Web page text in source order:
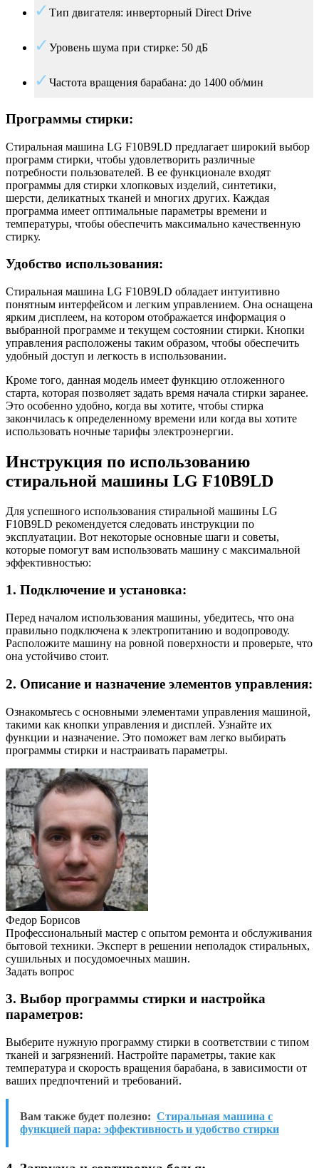
Тип двигателя: инверторный Direct Drive
Уровень шума при стирке: 50 дБ
Частота вращения барабана: до 1400 об/мин
Программы стирки:
Стиральная машина LG F10B9LD предлагает широкий выбор
программ стирки, чтобы удовлетворить различные
потребности пользователей. В ее функционале входят
программы для стирки хлопковых изделий, синтетики,
шерсти, деликатных тканей и многих других. Каждая
программа имеет оптимальные параметры времени и
температуры, чтобы обеспечить максимально качественную
стирку.
Удобство использования:
Стиральная машина LG F10B9LD обладает интуитивно
понятным интерфейсом и легким управлением. Она оснащена
ярким дисплеем, на котором отображается информация о
выбранной программе и текущем состоянии стирки. Кнопки
управления расположены таким образом, чтобы обеспечить
удобный доступ и легкость в использовании.
Кроме того, данная модель имеет функцию отложенного
старта, которая позволяет задать время начала стирки заранее.
Это особенно удобно, когда вы хотите, чтобы стирка
закончилась к определенному времени или когда вы хотите
использовать ночные тарифы электроэнергии.
Инструкция по использованию
стиральной машины LG F10B9LD
Для успешного использования стиральной машины LG
F10B9LD рекомендуется следовать инструкции по
эксплуатации. Вот некоторые основные шаги и советы,
которые помогут вам использовать машину с максимальной
эффективностью:
1. Подключение и установка:
Перед началом использования машины, убедитесь, что она
правильно подключена к электропитанию и водопроводу.
Расположите машину на ровной поверхности и проверьте, что
она устойчиво стоит.
2. Описание и назначение элементов управления:
Ознакомьтесь с основными элементами управления машиной,
такими как кнопки управления и дисплей. Узнайте их
функции и назначение. Это поможет вам легко выбирать
программы стирки и настраивать параметры.
Федор Борисов
Профессиональный мастер с опытом ремонта и обслуживания
бытовой техники. Эксперт в решении неполадок стиральных,
сушильных и посудомоечных машин.
Задать вопрос
3. Выбор программы стирки и настройка
параметров:
Выберите нужную программу стирки в соответствии с типом
тканей и загрязнений. Настройте параметры, такие как
температура и скорость вращения барабана, в зависимости от
ваших предпочтений и требований.
Вам также будет полезно: Стиральная машина с
функцией пара: эффективность и удобство стирки